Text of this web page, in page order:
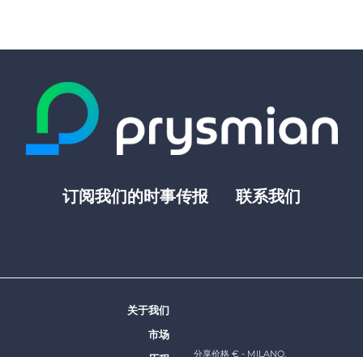
Footer
Prysmian
订阅我们的时事传报 联系我们
关于我们
市场
分享价格 € - MILANO,